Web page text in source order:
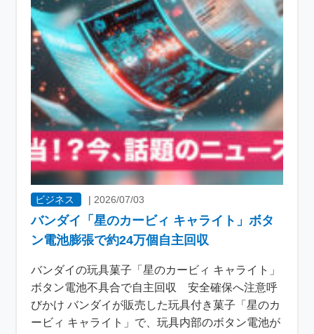
ビジネス | 2026/07/03
バンダイ「星のカービィ キャライト」ボタ
ン電池膨張で約24万個自主回収
バンダイの玩具菓子「星のカービィ キャライト」
ボタン電池不具合で自主回収 安全確保へ注意呼
びかけ バンダイが販売した玩具付き菓子「星のカ
ービィ キャライト」で、玩具内部のボタン電池が